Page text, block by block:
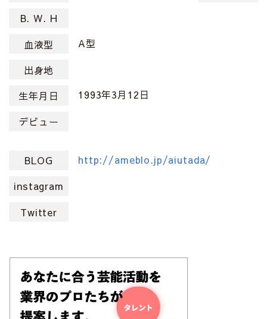
B. W. H
血液型
A型
出身地
生年月日
1993年3月12日
デビュー
BLOG http://ameblo.jp/aiutada/
instagram
Twitter